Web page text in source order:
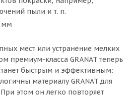
пыли и т. п.
мм
мест или устранение мелких
премиум-класса GRANAT теперь
быстрым и эффективным:
материалу GRANAT для
этом он легко повторяет